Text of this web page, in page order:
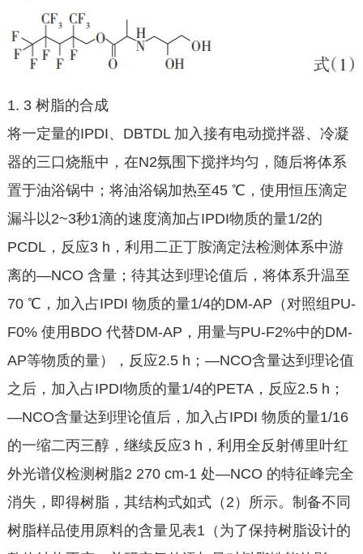
1. 3 树脂的合成
将一定量的IPDI、DBTDL 加入接有电动搅拌器、冷凝
器的三口烧瓶中，在N2氛围下搅拌均匀，随后将体系
置于油浴锅中；将油浴锅加热至45 ℃，使用恒压滴定
漏斗以2~3秒1滴的速度滴加占IPDI物质的量1/2的
PCDL，反应3 h，利用二正丁胺滴定法检测体系中游
离的—NCO 含量；待其达到理论值后，将体系升温至
70 ℃，加入占IPDI 物质的量1/4的DM-AP（对照组PU-
F0% 使用BDO 代替DM-AP，用量与PU-F2%中的DM-
AP等物质的量），反应2.5 h；—NCO含量达到理论值
之后，加入占IPDI物质的量1/4的PETA，反应2.5 h；
—NCO含量达到理论值后，加入占IPDI 物质的量1/16
的一缩二丙三醇，继续反应3 h，利用全反射傅里叶红
外光谱仪检测树脂2 270 cm-1 处—NCO 的特征峰完全
消失，即得树脂，其结构式如式（2）所示。制备不同
树脂样品使用原料的含量见表1（为了保持树脂设计的